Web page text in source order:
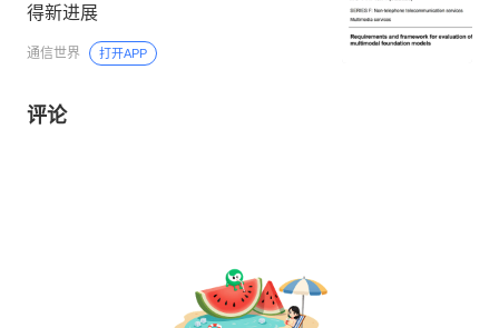
得新进展
通信世界 打开APP
评论